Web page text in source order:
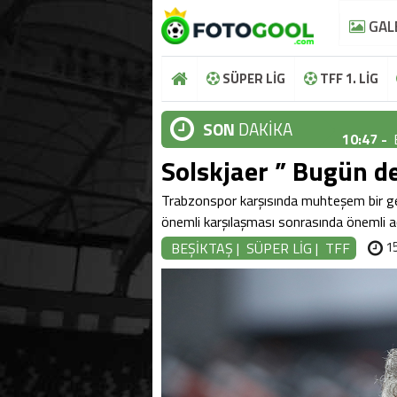
SÜPER LİG TFF 1. LİG
SON DAKİKA 10:47 -
10:44 -
10:37 -
10:36 -
10:48 -
10:47 -
10:37 -
Solskjaer ” Bugün
Trabzonspor karşısında muhteşem bir
önemli karşılaşması sonrasında önemli
BEŞİKTAŞ | SÜPER LİG | TFF